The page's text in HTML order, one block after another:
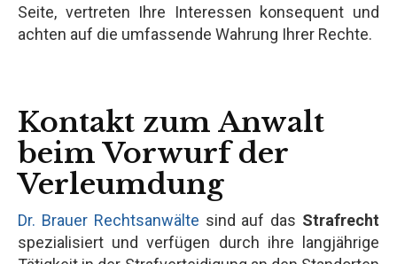
Zur kostenlosen
Ersteinschätzung
Jetzt Anrufen
Seite, vertreten Ihre Interessen konsequent und
achten auf die umfassende Wahrung Ihrer Rechte.
Kontakt zum Anwalt
beim Vorwurf der
Verleumdung
Dr. Brauer Rechtsanwälte sind auf das Strafrecht
spezialisiert und verfügen durch ihre langjährige